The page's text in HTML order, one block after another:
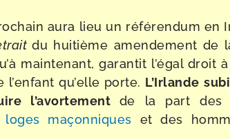
aura lieu un réfé­ren­dum en
du hui­tième amen­de­ment de
main­te­nant, garan­tit l’é­gal droit
qu’elle porte. L’Irlande
l’a­vor­te­ment de la part des
loges maçon­niques et des